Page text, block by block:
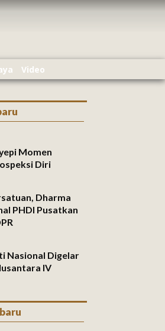
Video
Momen
Diri
Dharma
PHDI Pusatkan
Nasional Digelar
IV